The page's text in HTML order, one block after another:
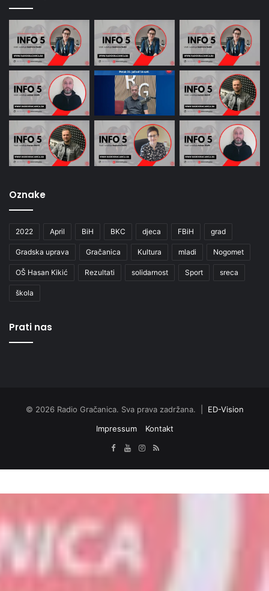
Oznake
2022 April BiH BKC djeca FBiH grad
Gradska uprava Gračanica Kultura mladi Nogomet
OŠ Hasan Kikić Rezultati solidarnost Sport sreca
škola
Prati nas
© 2026 Radio Gračanica. Sva prava zadržana. | ED-Vision
Impressum
Kontakt